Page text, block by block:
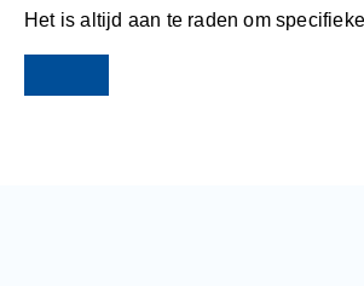
Het is altijd aan te raden om